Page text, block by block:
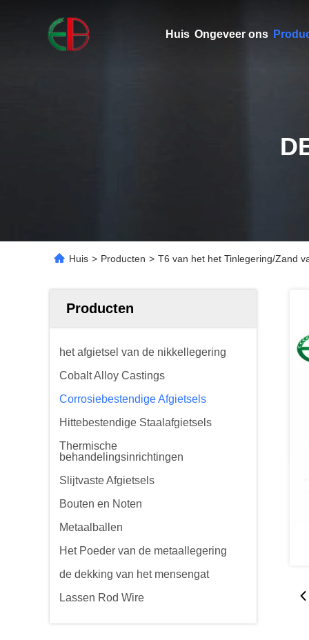
Huis Ongeveer ons
Huis > Producten > T6 van het het Tinlegering/Zand
Producten
het afgietsel van de nikkellegering
Cobalt Alloy Castings
Corrosiebestendige Afgietsels
Hittebestendige Staalafgietsels
Thermische
behandelingsinrichtingen
Slijtvaste Afgietsels
Bouten en Noten
Metaalballen
Het Poeder van de metaallegering
de dekking van het mensengat
Lassen Rod Wire